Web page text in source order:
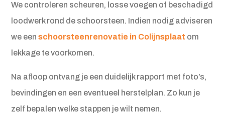
We controleren scheuren, losse voegen of beschadigd
loodwerk rond de schoorsteen. Indien nodig adviseren
we eenschoorsteenrenovatie in Colijnsplaat om
lekkage te voorkomen.
Na afloop ontvang je een duidelijk rapport met foto’s,
bevindingen en een eventueel herstelplan. Zo kun je
zelf bepalen welke stappen je wilt nemen.